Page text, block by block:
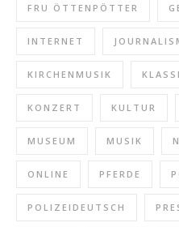
FRU ÖTTENPÖTTER
INTERNET
KIRCHENMUSIK
KONZERT KULTUR
MUSEUM MUSIK
ONLINE PFERDE
POLIZEIDEUTSCH